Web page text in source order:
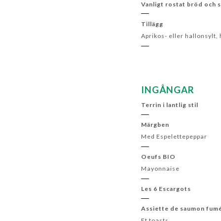
Vanligt rostat bröd och
Tillägg
Aprikos- eller hallonsylt,
INGÅNGAR
Terrin i lantlig stil
Märgben
Med Espelettepeppar
Oeufs BIO
Mayonnaise
Les 6 Escargots
Assiette de saumon